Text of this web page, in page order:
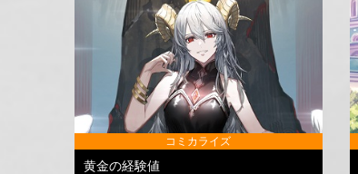
コミカライズ
黄金の経験値